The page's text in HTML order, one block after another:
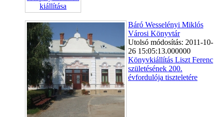
Báró Wesselényi Miklós
Városi Könyvtár
Utolsó módosítás: 2011-10-
26 15:05:13.000000
Könyvkiállítás Liszt Ferenc
születésének 200.
évfordulója tiszteletére